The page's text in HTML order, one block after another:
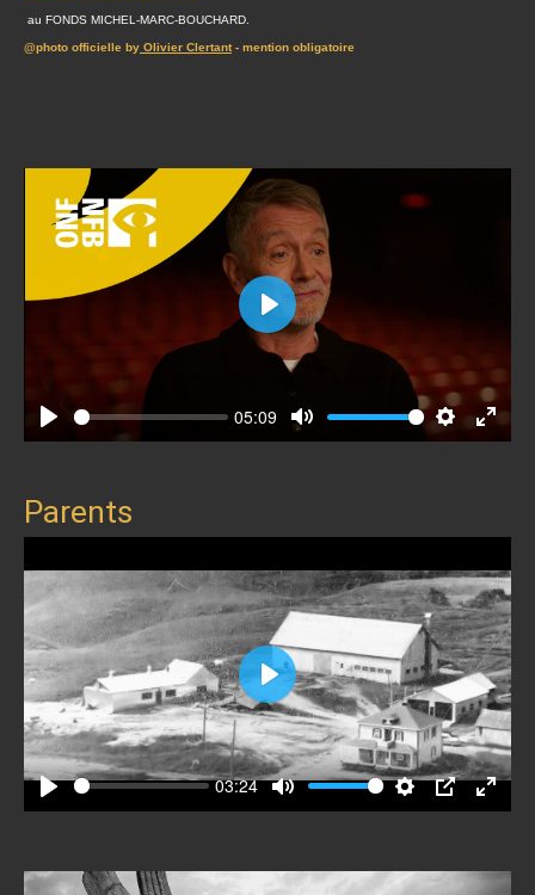
au FONDS MICHEL-MARC-BOUCHARD.
@photo officielle by Olivier Clertant- mention obligatoire
Play
05:09
Mute SettingsEnter
Play
Parents
Play
03:24
Mute SettingsPIP
Enter
Play